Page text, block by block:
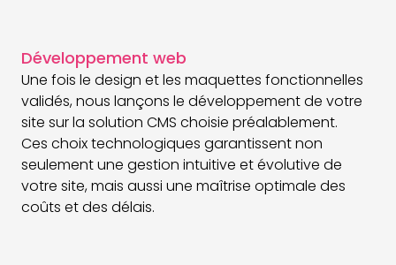
Développement web
Une fois le design et les maquettes fonctionnelles
validés, nous lançons le développement de votre
site sur la solution CMS choisie préalablement.
Ces choix technologiques garantissent non
seulement une gestion intuitive et évolutive de
votre site, mais aussi une maîtrise optimale des
coûts et des délais.